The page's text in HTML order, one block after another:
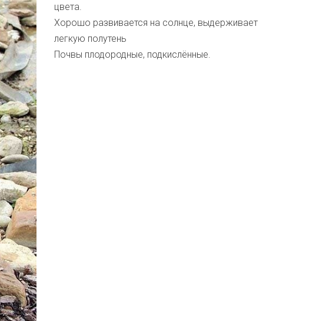
цвета.
Хорошо развивается на солнце, выдерживает
легкую полутень
Почвы плодородные, подкислённые.